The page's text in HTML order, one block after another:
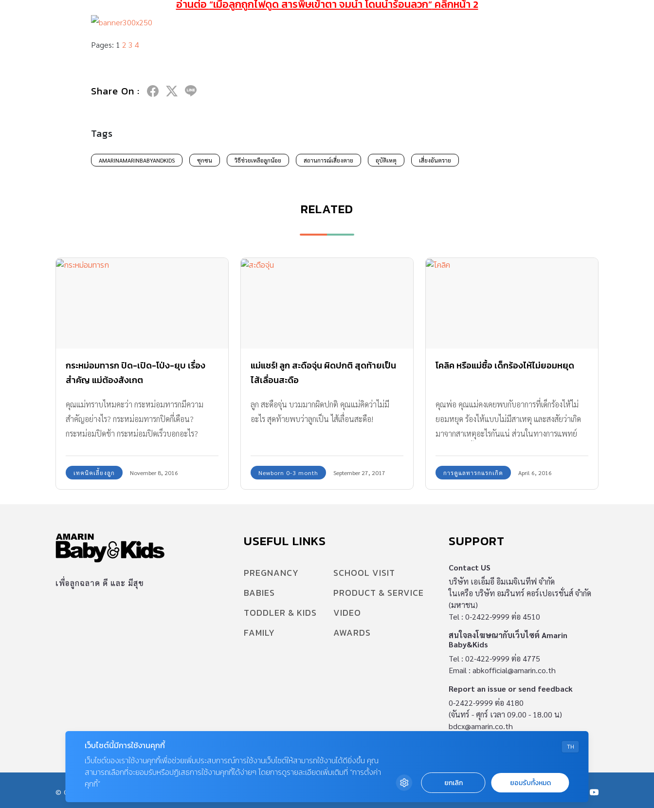
อ่านต่อ “เมื่อลูกถูกไฟดูด สารพิษเข้าตา จมน้ำ โดนน้ำร้อนลวก”คลิกหน้า 2
Pages: 1 2 3 4
Share On :
Tags
AMARINAMARINBABYANDKIDS ซุกซน วิธีช่วยเหลือลูกน้อย สถานการณ์เสี่ยงตาย อุบัติเหตุ เสี่ยงอันตราย
RELATED
กระหม่อมทารก ปิด-เปิด-โป่ง-ยุบ เรื่อง
สำคัญ แม่ต้องสังเกต
คุณแม่ทราบไหมคะว่า กระหม่อมทารกมีความ
สำคัญอย่างไร? กระหม่อมทารกปิดกี่เดือน?
กระหม่อมปิดช้า กระหม่อมปิดเร็วบอกอะไร?
ตอบที่นี่ค่ะ
เทคนิคเลี้ยงลูก November 8, 2016
แม่แชร์! ลูก สะดือจุ่น ผิดปกติ สุดท้ายเป็น
ไส้เลื่อนสะดือ
ลูก สะดือจุ่น บวมมากผิดปกติ คุณแม่คิดว่าไม่มี
อะไร สุดท้ายพบว่าลูกเป็น ไส้เลื่อนสะดือ!
Newborn 0-3 month September 27, 2017
โคลิค หรือแม่ซื้อ เด็กร้องไห้ไม่ยอมหยุด
คุณพ่อ คุณแม่คงเคยพบกับอาการที่เด็กร้องไห้ไม่
ยอมหยุด ร้องไห้แบบไม่มีสาเหตุ และสงสัยว่าเกิด
มาจากสาเหตุอะไรกันแน่ ส่วนในทางการแพทย์
การดูแลทารกแรกเกิด April 6, 2016
เพื่อลูกฉลาด ดี และ มีสุข
USEFUL LINKS
PREGNANCY
BABIES
TODDLER & KIDS
FAMILY
SCHOOL VISIT
PRODUCT & SERVICE
VIDEO
AWARDS
SUPPORT
Contact US
บริษัท เอเอ็มอี อิมเมจิเนทีฟ จำกัด
ในเครือ บริษัท อมรินทร์ คอร์เปอเรชั่นส์ จำกัด
(มหาชน)
Tel : 0-2422-9999 ต่อ 4510
สนใจลงโฆษณากับเว็บไซต์ Amarin
Baby&Kids
Tel : 02-422-9999 ต่อ 4775
Email : abkofficial@amarin.co.th
Report an issue or send feedback
0-2422-9999 ต่อ 4180
(จันทร์ - ศุกร์ เวลา 09.00 - 18.00 น)
bdcx@amarin.co.th
OUR SOCIALS
© COPYRIGHT 2026
TH
เว็บไซต์นี้มีการใช้งานคุกกี้
เว็บไซต์ของเราใช้งานคุกกี้เพื่อช่วยเพิ่มประสบการณ์การใช้งานเว็บไซต์ให้สามารถใช้งานได้ดียิ่งขึ้น คุณ
สามารถเลือกที่จะยอมรับหรือปฏิเสธการใช้งานคุกกี้ได้ง่ายๆ โดยการดูรายละเอียดเพิ่มเติมที่ “การตั้งค่า
คุกกี้”
ยกเลิก ยอมรับทั้งหมด